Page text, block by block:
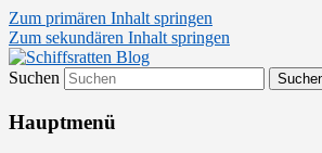
Zum primären Inhalt springen
Zum sekundären Inhalt springen
Schiffsratten Blog
Segelsport in Second Life
Suchen
Hauptmenü